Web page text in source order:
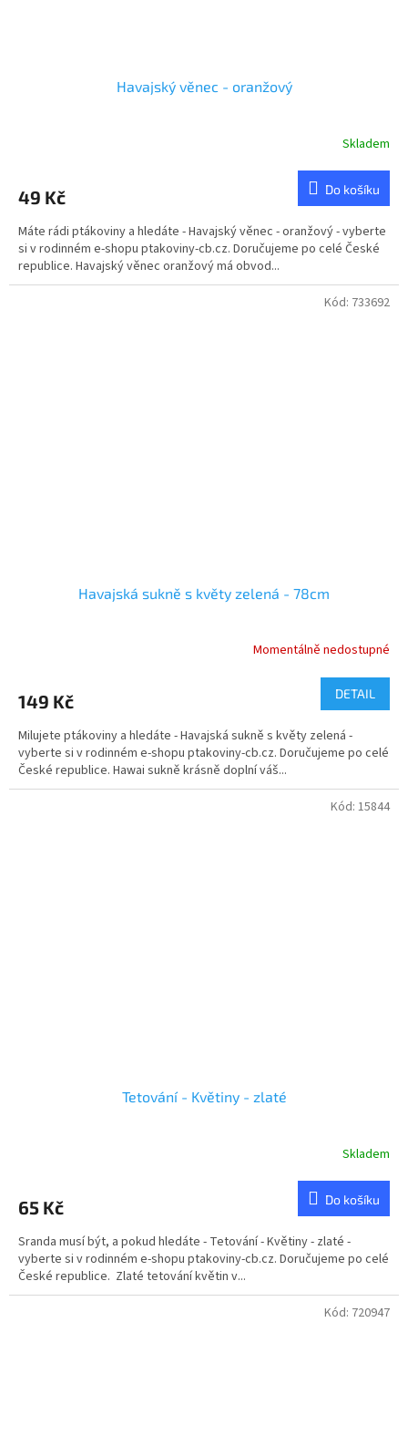
Havajský věnec - oranžový
Skladem
49 Kč Do košíku
Máte rádi ptákoviny a hledáte - Havajský věnec - oranžový - vyberte
si v rodinném e-shopu ptakoviny-cb.cz. Doručujeme po celé České
republice. Havajský věnec oranžový má obvod...
Havajská sukně s květy zelená - 78cm
Momentálně nedostupné
149 Kč DETAIL
Milujete ptákoviny a hledáte - Havajská sukně s květy zelená -
vyberte si v rodinném e-shopu ptakoviny-cb.cz. Doručujeme po celé
České republice. Hawai sukně krásně doplní váš...
Kód: 733692
Tetování - Květiny - zlaté
Skladem
65 Kč Do košíku
Sranda musí být, a pokud hledáte - Tetování - Květiny - zlaté -
vyberte si v rodinném e-shopu ptakoviny-cb.cz. Doručujeme po celé
České republice. Zlaté tetování květin v...
Kód: 15844
Kód: 720947